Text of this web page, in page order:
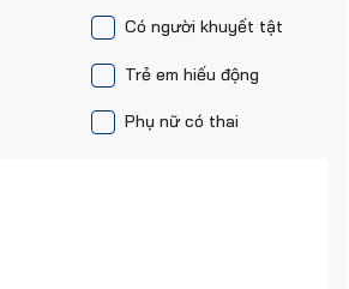
Trẻ em hiếu động
Có người khuyết tật
Phụ nữ có thai